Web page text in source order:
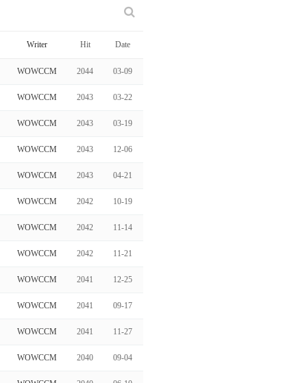
Writer Hit Date
WOWCCM 2044 03-09
WOWCCM 2043 03-22
WOWCCM 2043 03-19
WOWCCM 2043 12-06
WOWCCM 2043 04-21
WOWCCM 2042 10-19
WOWCCM 2042 11-14
WOWCCM 2042 11-21
WOWCCM 2041 12-25
WOWCCM 2041 09-17
WOWCCM 2041 11-27
WOWCCM 2040 09-04